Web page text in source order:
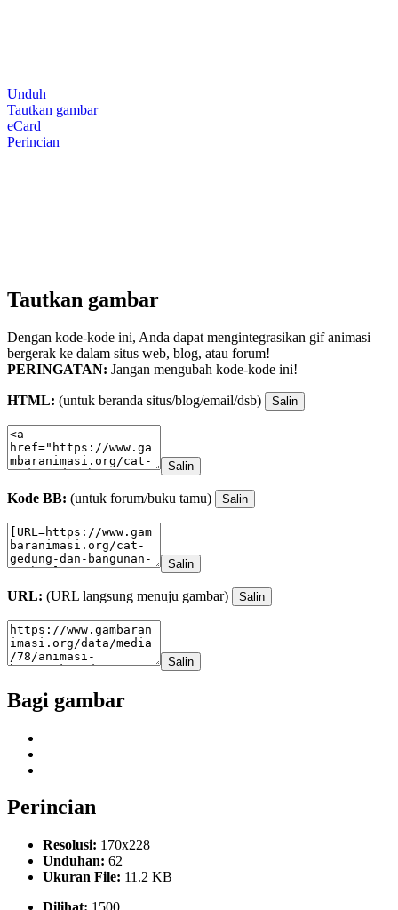
Unduh
Tautkan gambar
eCard
Perincian
Tautkan gambar
Dengan kode-kode ini, Anda dapat mengintegrasikan gif animasi
bergerak ke dalam situs web, blog, atau forum!
PERINGATAN: Jangan mengubah kode-kode ini!
HTML: (untuk beranda situs/blog/email/dsb) Salin
Salin
Kode BB: (untuk forum/buku tamu) Salin
Salin
URL: (URL langsung menuju gambar) Salin
Salin
Bagi gambar
Perincian
Resolusi: 170x228
Unduhan: 62
Ukuran File: 11.2 KB